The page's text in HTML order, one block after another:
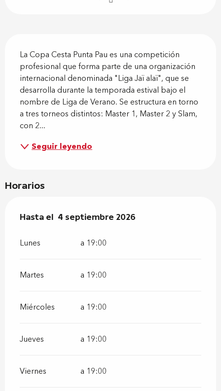
La Copa Cesta Punta Pau es una competición
profesional que forma parte de una organización
internacional denominada "Liga Jaï alaï", que se
desarrolla durante la temporada estival bajo el
nombre de Liga de Verano. Se estructura en torno
a tres torneos distintos: Master 1, Master 2 y Slam,
con 2...
Seguir leyendo
Horarios
Del10 julio 2026al4 septiembre 2026
Hasta el 4 septiembre 2026
Lunes a 19:00
Martes a 19:00
Miércoles a 19:00
Jueves a 19:00
Viernes a 19:00